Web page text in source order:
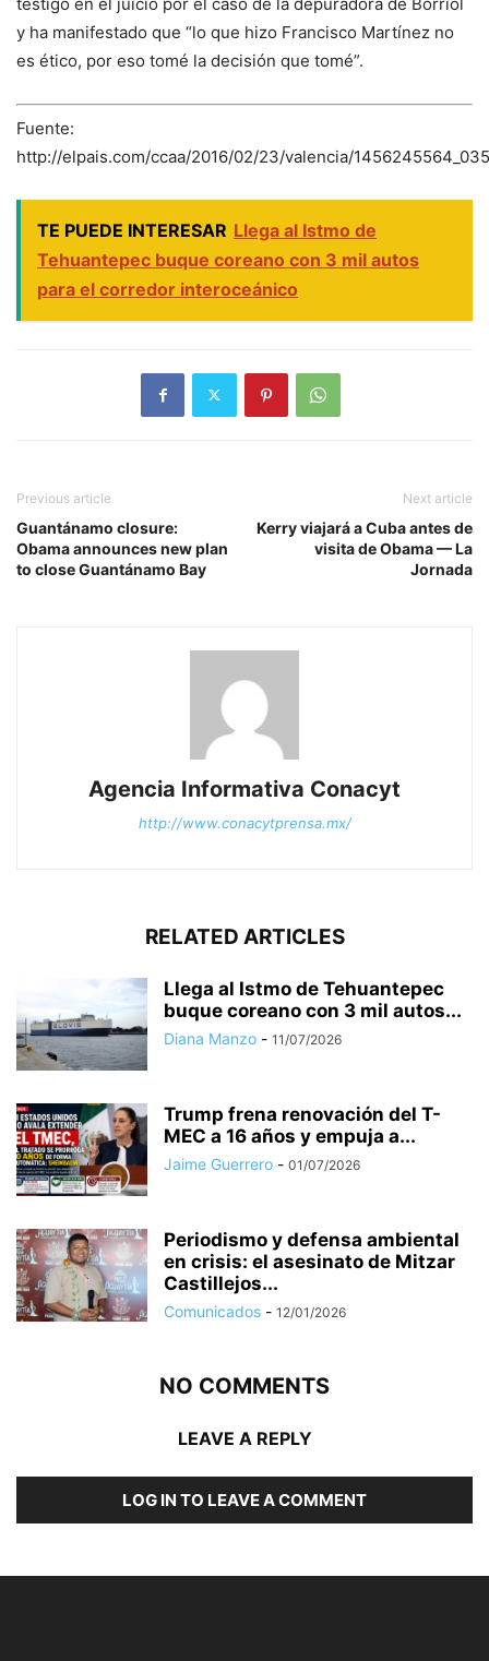
y ha manifestado que “lo que hizo Francisco Martínez no
es ético, por eso tomé la decisión que tomé”.
Fuente:
http://elpais.com/ccaa/2016/02/23/valencia/
TE PUEDE INTERESAR Llega al Istmo de
Tehuantepec buque coreano con 3 mil autos
para el corredor interoceánico
Previous article
Guantánamo closure:
Obama announces new plan
to close Guantánamo Bay
Next article
Kerry viajará a Cuba antes de
visita de Obama — La
Jornada
Agencia Informativa Conacyt
http://www.conacytprensa.mx/
RELATED ARTICLES
Llega al Istmo de Tehuantepec
buque coreano con 3 mil autos...
Diana Manzo - 11/07/2026
Trump frena renovación del T-
MEC a 16 años y empuja a...
Jaime Guerrero - 01/07/2026
Periodismo y defensa ambiental
en crisis: el asesinato de Mitzar
Castillejos...
Comunicados - 12/01/2026
NO COMMENTS
LEAVE A REPLY
LOG IN TO LEAVE A COMMENT